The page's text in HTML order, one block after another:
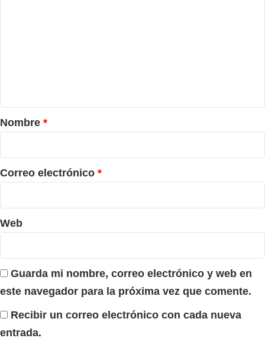
r
i
o
*
Nombre *
Correo electrónico *
Web
Guarda mi nombre, correo electrónico y web en
este navegador para la próxima vez que comente.
Recibir un correo electrónico con cada nueva
entrada.